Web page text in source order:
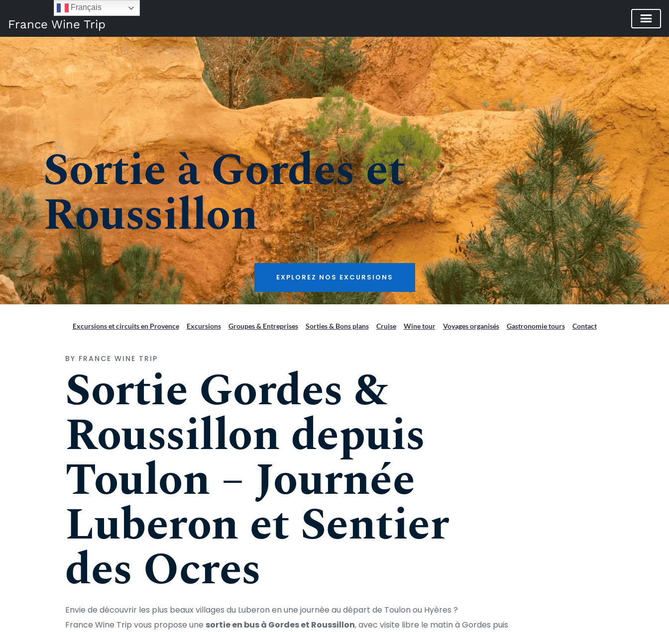
France Wine Trip
Sortie à Gordes et
Roussillon
EXPLOREZ NOS EXCURSIONS
Excursions et circuits en Provence Excursions Groupes & Entreprises Sorties & Bons plans Cruise Wine tour Voyages organisés Gastronomie tours Contact
BY FRANCE WINE TRIP
Sortie Gordes &
Roussillon depuis
Toulon – Journée
Luberon et Sentier
des Ocres
Envie de découvrir les plus beaux villages du Luberon en une journée au départ de Toulon ou Hyères ?
France Wine Trip vous propose une sortie en bus à Gordes et Roussillon, avec visite libre le matin à Gordes puis
Français